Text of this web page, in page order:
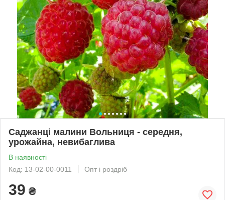
Саджанці малини Вольниця - середня,
урожайна, невибаглива
В наявності
Код: 13-02-00-0011
Опт і роздріб
39 ₴